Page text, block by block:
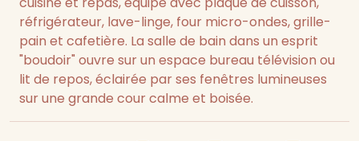
réfrigérateur, lave-linge, four micro-ondes, grille-
pain et cafetière. La salle de bain dans un esprit
"boudoir" ouvre sur un espace bureau télévision ou
lit de repos, éclairée par ses fenêtres lumineuses
sur une grande cour calme et boisée.